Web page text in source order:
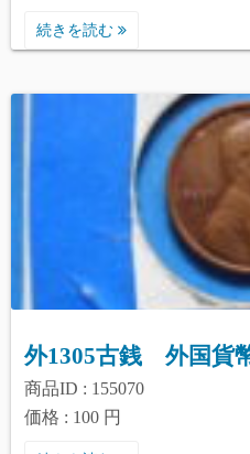
続きを読む
外1305古銭 外国貨
商品ID : 155070
価格 : 100 円